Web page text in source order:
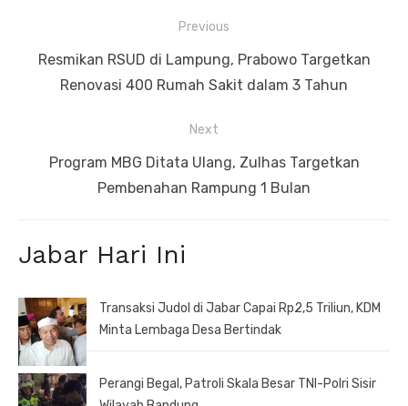
pos
Previous
Previous
Resmikan RSUD di Lampung, Prabowo Targetkan
Renovasi 400 Rumah Sakit dalam 3 Tahun
Next
NextProgram MBG Ditata Ulang, Zulhas Targetkan
Pembenahan Rampung 1 Bulan
Jabar Hari Ini
Transaksi Judol di Jabar Capai Rp2,5 Triliun, KDM
Minta Lembaga Desa Bertindak
Perangi Begal, Patroli Skala Besar TNI-Polri Sisir